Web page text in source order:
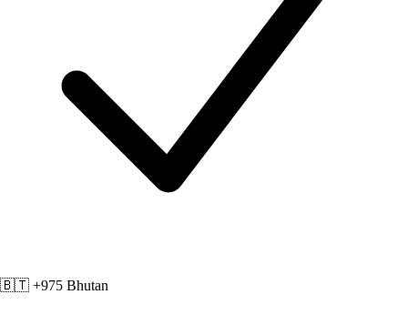
🇧🇹 +975 Bhutan